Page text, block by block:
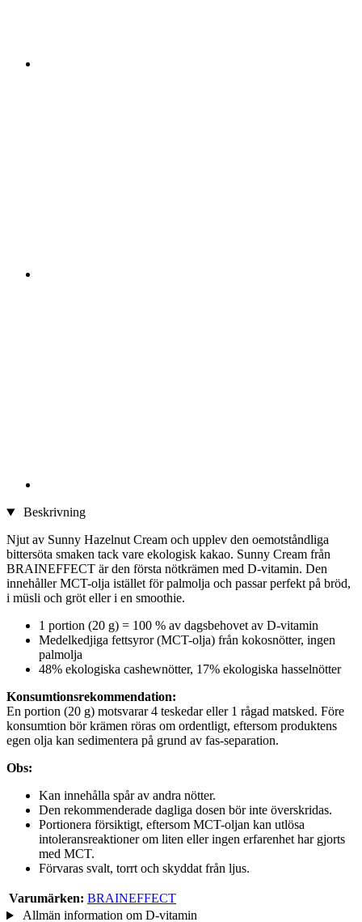
Beskrivning
Njut av Sunny Hazelnut Cream och upplev den oemotståndliga
bittersöta smaken tack vare ekologisk kakao. Sunny Cream från
BRAINEFFECT är den första nötkrämen med D-vitamin. Den
innehåller MCT-olja istället för palmolja och passar perfekt på bröd,
i müsli och gröt eller i en smoothie.
1 portion (20 g) = 100 % av dagsbehovet av D-vitamin
Medelkedjiga fettsyror (MCT-olja) från kokosnötter, ingen
palmolja
48% ekologiska cashewnötter, 17% ekologiska hasselnötter
Konsumtionsrekommendation:
En portion (20 g) motsvarar 4 teskedar eller 1 rågad matsked. Före
konsumtion bör krämen röras om ordentligt, eftersom produktens
egen olja kan sedimentera på grund av fas-separation.
Obs:
Kan innehålla spår av andra nötter.
Den rekommenderade dagliga dosen bör inte överskridas.
Portionera försiktigt, eftersom MCT-oljan kan utlösa
intoleransreaktioner om liten eller ingen erfarenhet har gjorts
med MCT.
Förvaras svalt, torrt och skyddat från ljus.
Varumärken: BRAINEFFECT
Allmän information om D-vitamin